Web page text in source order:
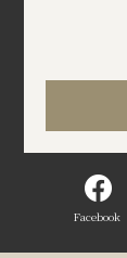
Facebook